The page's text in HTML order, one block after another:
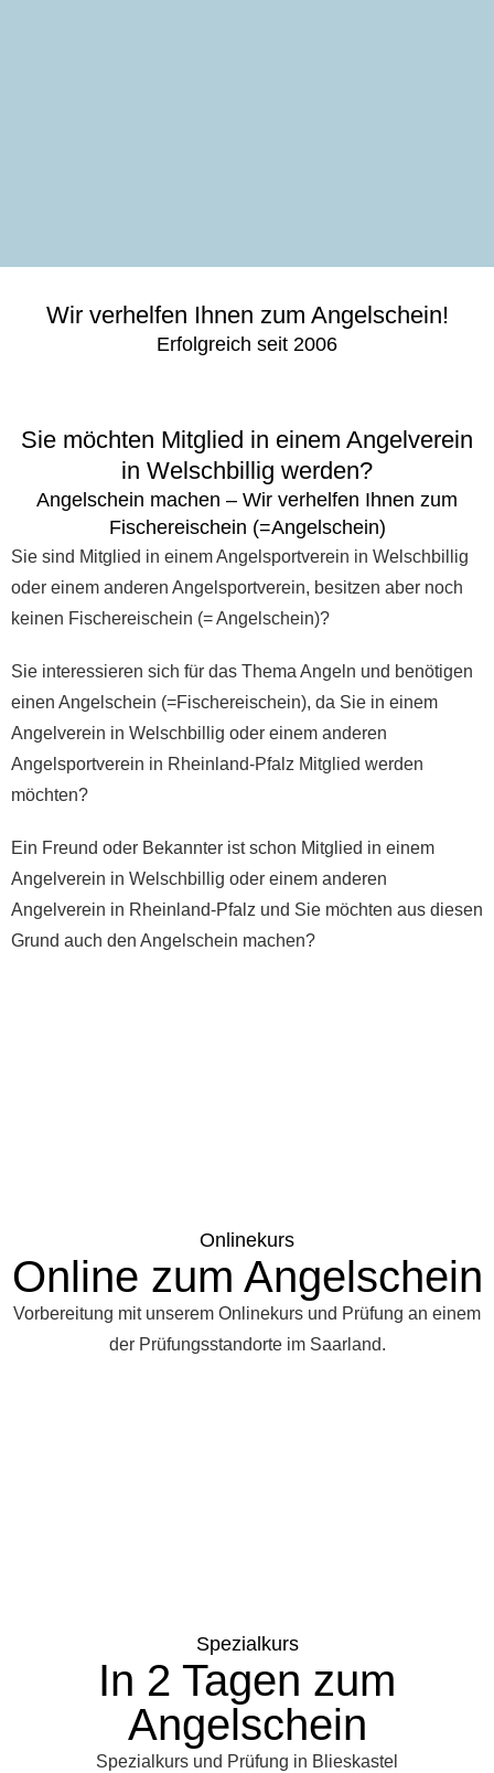
Wir verhelfen Ihnen zum Angelschein!
Erfolgreich seit 2006
Sie möchten Mitglied in einem Angelverein
in Welschbillig werden?
Angelschein machen – Wir verhelfen Ihnen zum
Fischereischein (=Angelschein)
Sie sind Mitglied in einem Angelsportverein in Welschbillig
oder einem anderen Angelsportverein, besitzen aber noch
keinen Fischereischein (= Angelschein)?
Sie interessieren sich für das Thema Angeln und benötigen
einen Angelschein (=Fischereischein), da Sie in einem
Angelverein in Welschbillig oder einem anderen
Angelsportverein in Rheinland-Pfalz Mitglied werden
möchten?
Ein Freund oder Bekannter ist schon Mitglied in einem
Angelverein in Welschbillig oder einem anderen
Angelverein in Rheinland-Pfalz und Sie möchten aus diesen
Grund auch den Angelschein machen?
Onlinekurs
Online zum Angelschein
Vorbereitung mit unserem Onlinekurs und Prüfung an einem
der Prüfungsstandorte im Saarland.
Spezialkurs
In 2 Tagen zum
Angelschein
Spezialkurs und Prüfung in Blieskastel